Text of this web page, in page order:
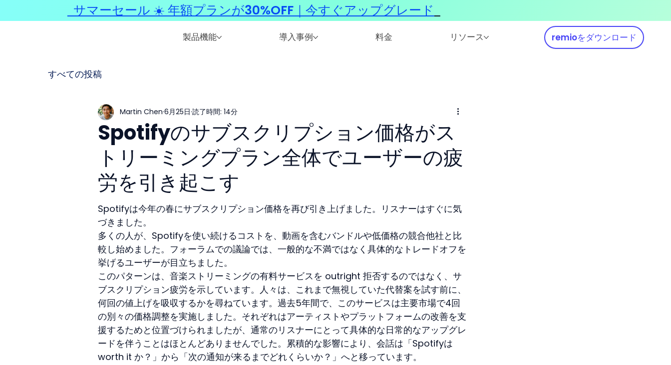
製品機能 導入事例 料金 リソース remioをダウンロード
すべての投稿
Spotifyのサブスクリプション価格がス
トリーミングプラン全体でユーザーの疲
労を引き起こす
Martin Chen 6月25日 読了時間: 14分
Spotifyは今年の春にサブスクリプション価格を再び引き上げました。リスナーはすぐに気
づきました。
多くの人が、Spotifyを使い続けるコストを、動画を含むバンドルや低価格の競合他社と比
較し始めました。フォーラムでの議論では、一般的な不満ではなく具体的なトレードオフを
挙げるユーザーが目立ちました。
このパターンは、音楽ストリーミングの有料サービスを outright 拒否するのではなく、サ
ブスクリプション疲労を示しています。人々は、これまで無視していた代替案を試す前に、
何回の値上げを吸収するかを尋ねています。過去5年間で、このサービスは主要市場で4回
の別々の価格調整を実施しました。それぞれはアーティストやプラットフォームの改善を支
援するためと位置づけられましたが、通常のリスナーにとって具体的な日常的なアップグレ
ードを伴うことはほとんどありませんでした。累積的な影響により、会話は「Spotifyは
worth it か？」から「次の通知が来るまでどれくらいか？」へと移っています。
サマーセール ☀️ 年額プランが30%OFF｜今すぐアップグレード